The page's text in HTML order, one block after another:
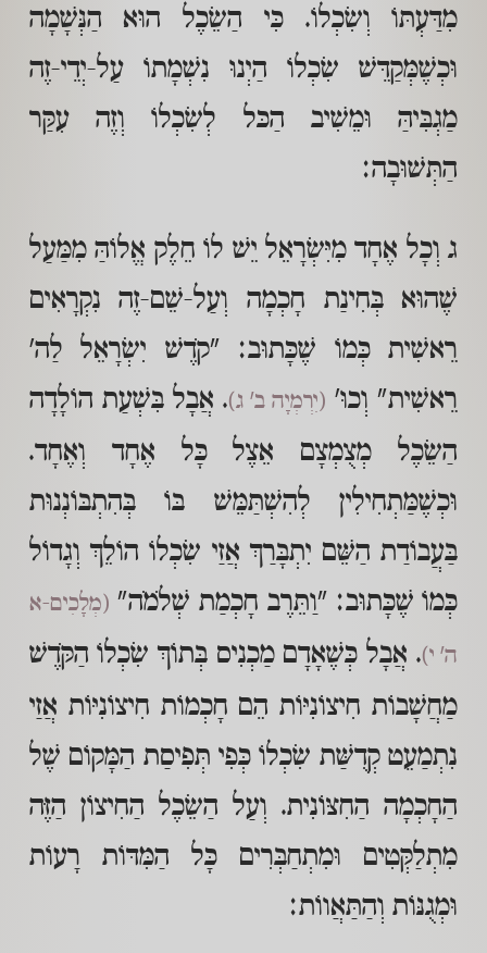
מִדַּעְתּוֹ וְשִׂכְלוֹ. כִּי הַשֵׂכֶל הוּא הַנְּשָׁמָה
וּכְשֶׁמְּקַדֵּשׁ שִׂכְלוֹ הַיְנוּ נִשְׁמָתוֹ עַל-יְדֵי-זֶה
מַגְבִּיהַּ וּמֵשִׁיב הַכּל לְשִׂכְלוֹ וְזֶה עִקַּר
הַתְּשׁוּבָה:
ג וְכָל אֶחָד מִיִּשְׂרָאֵל יֵשׁ לוֹ חֵלֶק אֱלוֹהַּ מִמַּעַל
שֶׁהוּא בְּחִינַת חָכְמָה וְעַל-שֵׁם-זֶה נִקְרָאִים
רֵאשִׁית כְּמוֹ שֶׁכָּתוּב: "קֹדֶשׁ יִשְׂרָאֵל לַה'
רֵאשִׁית" וְכוּ' (יִרְמְיָה ב' ג). אֲבָל בִּשְׁעַת הוֹלָדָה
הַשֵׂכֶל מְצֻמְצָם אֵצֶל כָּל אֶחָד וְאֶחָד.
וּכְשֶׁמַּתְחִילִין לְהִשְׁתַּמֵּשׁ בּוֹ בְּהִתְבּוֹנְנוּת
בַּעֲבוֹדַת הַשֵּׁם יִתְבָּרַךְ אֲזַי שִׂכְלוֹ הוֹלֵךְ וְגָדוֹל
כְּמוֹ שֶׁכָּתוּב: "וַתֵּרֶב חָכְמַת שְׁלֹמֹה" (מְלָכִים-א
ה' י). אֲבָל כְּשֶׁאָדָם מַכְנִיס בְּתוֹךְ שִׂכְלוֹ הַקֹּדֶשׁ
מַחֲשָׁבוֹת חִיצוֹנִיּוֹת הֵם חָכְמוֹת חִיצוֹנִיּוֹת אֲזַי
נִתְמַעֵט קְדֻשַּׁת שִׂכְלוֹ כְּפִי תְּפִיסַת הַמָּקוֹם שֶׁל
הַחָכְמָה הַחִצּוֹנִית. וְעַל הַשֵׂכֶל הַחִיצוֹן הַזֶּה
מִתְלַקְּטִים וּמִתְחַבְּרִים כָּל הַמִּדּוֹת רָעוֹת
וּמְגֻנּוֹת וְהַתַּאֲווֹת: